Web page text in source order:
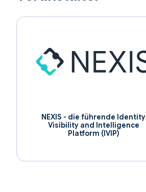
NEXIS - die führende Identity
Visibility and Intelligence
Platform (IVIP)